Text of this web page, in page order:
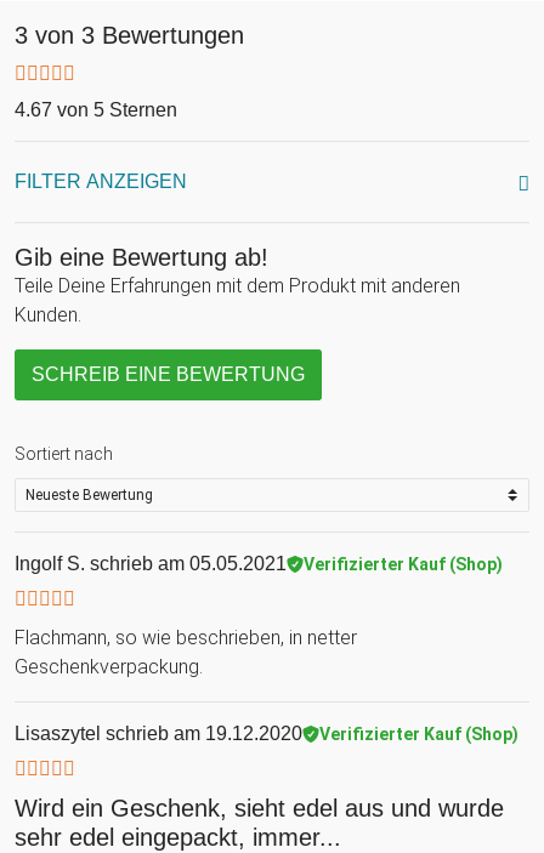
3 von 3 Bewertungen
4.67 von 5 Sternen
FILTER ANZEIGEN
Gib eine Bewertung ab!
Teile Deine Erfahrungen mit dem Produkt mit anderen
Kunden.
SCHREIB EINE BEWERTUNG
Sortiert nach
Ingolf S. schrieb am 05.05.2021 Verifizierter Kauf (Shop)
Flachmann, so wie beschrieben, in netter
Geschenkverpackung.
Lisaszytel schrieb am 19.12.2020 Verifizierter Kauf (Shop)
Wird ein Geschenk, sieht edel aus und wurde
sehr edel eingepackt, immer...